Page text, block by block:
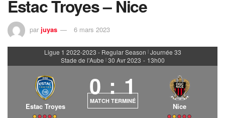
Estac Troyes – Nice
par juyas 6 mars 2023
Ligue 1 2022-2023 - Regular Season | Journée 33
Stade de l'Aube | 30 Avr 2023 - 13h00
Estac Troyes
0 : 1
MATCH TERMINÉ
Nice